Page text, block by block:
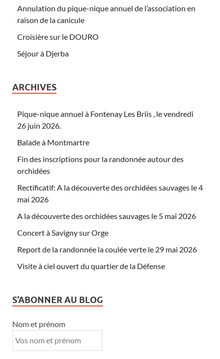
Annulation du pique-nique annuel de l’association en
raison de la canicule
Croisière sur le DOURO
Séjour à Djerba
ARCHIVES
Pique-nique annuel à Fontenay Les Briis , le vendredi
26 juin 2026.
Balade à Montmartre
Fin des inscriptions pour la randonnée autour des
orchidées
Rectificatif: A la découverte des orchidées sauvages le 4
mai 2026
A la découverte des orchidées sauvages le 5 mai 2026
Concert à Savigny sur Orge
Report de la randonnée la coulée verte le 29 mai 2026
Visite à ciel ouvert du quartier de la Défense
S’ABONNER AU BLOG
Nom et prénom